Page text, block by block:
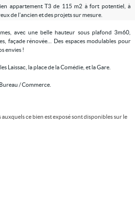
appartement T3 de 115 m2 à fort potentiel, à
de l'ancien et des projets sur mesure.
avec une belle hauteur sous plafond 3m60,
façade rénovée... Des espaces modulables pour
envies !
Laissac, la place de la Comédie, et la Gare.
/ Commerce.
ce bien est exposé sont disponibles sur le